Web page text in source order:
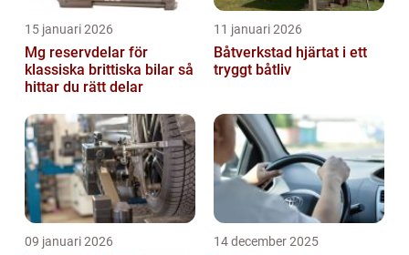
15 januari 2026
Mg reservdelar för
klassiska brittiska bilar så
hittar du rätt delar
11 januari 2026
Båtverkstad hjärtat i ett
tryggt båtliv
09 januari 2026 14 december 2025